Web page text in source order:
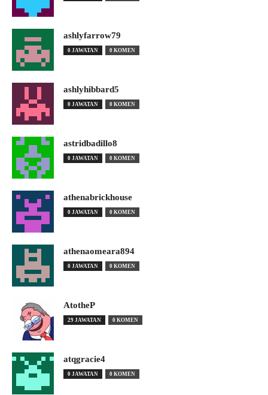
ashlyfarrow79
0 JAWATAN 0 KOMEN
ashlyhibbard5
0 JAWATAN 0 KOMEN
astridbadillo8
0 JAWATAN 0 KOMEN
athenabrickhouse
0 JAWATAN 0 KOMEN
athenaomeara894
0 JAWATAN 0 KOMEN
AtotheP
29 JAWATAN 0 KOMEN
atqgracie4
0 JAWATAN 0 KOMEN